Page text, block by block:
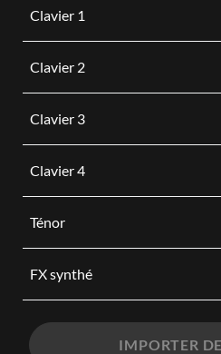
Clavier 1
Clavier 2
Clavier 3
Clavier 4
Ténor
FX synthé
IMPORTER